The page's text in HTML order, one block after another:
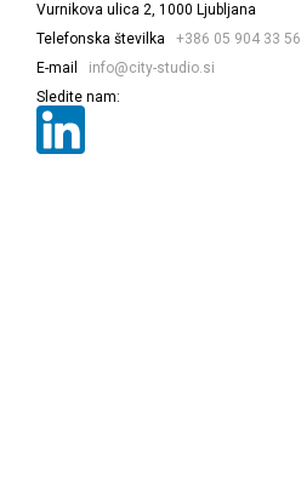
Vurnikova ulica 2, 1000 Ljubljana
Telefonska številka
+386 05 904 33 56
E-mail
info@city-studio.si
Sledite nam: